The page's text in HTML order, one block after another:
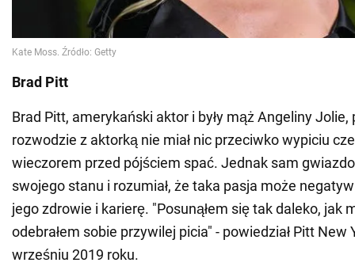
Brad Pitt
Brad Pitt, amerykański aktor i były mąż Angeliny Jolie,
rozwodzie z aktorką nie miał nic przeciwko wypiciu
wieczorem przed pójściem spać. Jednak sam
swojego stanu i rozumiał, że taka pasja może
jego zdrowie i karierę. "Posunąłem się tak daleko, jak
odebrałem sobie przywilej picia" - powiedział Pitt New
wrześniu 2019 roku.